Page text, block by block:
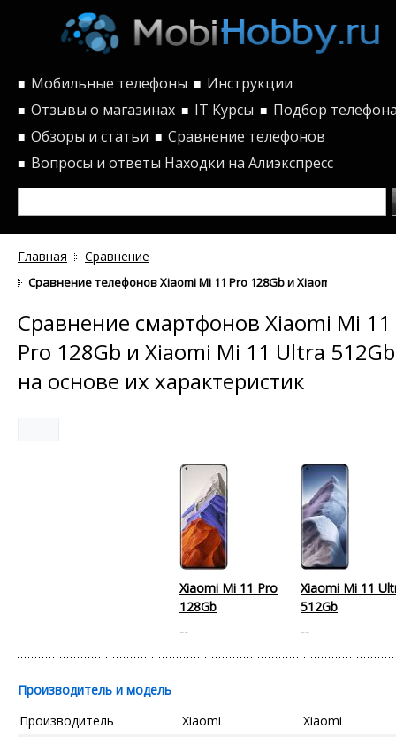
■ Мобильные телефоны ■ Инструкции
■ Отзывы о магазинах ■ IT Курсы ■ Подбор
■ Обзоры и статьи ■ Сравнение телефонов
■ Вопросы и ответы Находки на Алиэкспресс
Главная Сравнение
Сравнение телефонов Xiaomi Mi 11 Pro 128Gb и Xiaomi Mi 11
Сравнение смартфонов Xiaomi Mi 11
Pro 128Gb и Xiaomi Mi 11 Ultra 512Gb
на основе их характеристик
Xiaomi Mi 11 Pro
128Gb
--
Xiaomi Mi 11
512Gb
--
Производитель и модель
Производитель
Xiaomi
Xiaomi